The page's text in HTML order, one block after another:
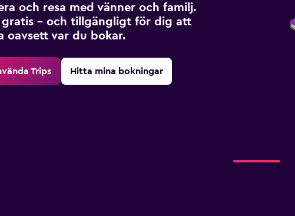
och resa med vänner och familj.
gratis – och tillgängligt för dig att
oavsett var du bokar.
Trips Hitta mina bokningar